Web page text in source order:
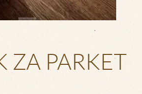
ZA PARKET